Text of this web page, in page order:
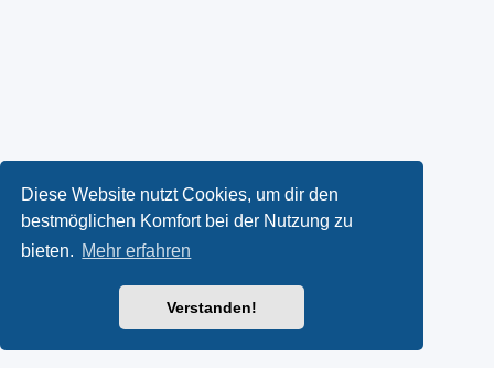
Diese Website nutzt Cookies, um dir den
bestmöglichen Komfort bei der Nutzung zu
bieten. Mehr erfahren
Verstanden!